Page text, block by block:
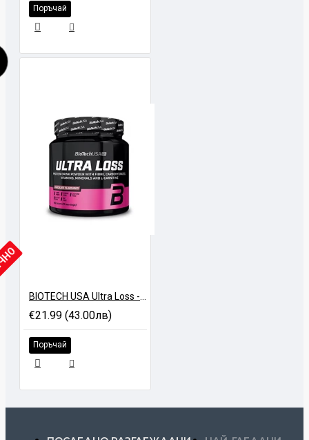
Поръчай
BIOTECH USA Ultra Loss - 450 gr
€21.99 (43.00лв)
Поръчай